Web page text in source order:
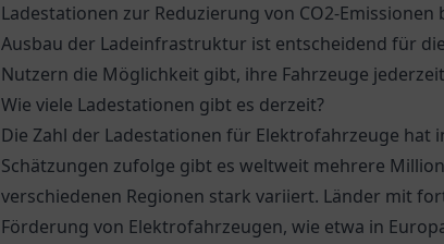
Ladestationen zur Reduzierung von CO2-
Ausbau der Ladeinfrastruktur ist entscheidend für
Nutzern die Möglichkeit gibt, ihre Fahrzeuge
Wie viele Ladestationen gibt es derzeit?
Die Zahl der Ladestationen für Elektrofahrzeuge hat
Schätzungen zufolge gibt es weltweit mehrere
verschiedenen Regionen stark variiert. Länder mit
Förderung von Elektrofahrzeugen, wie etwa in